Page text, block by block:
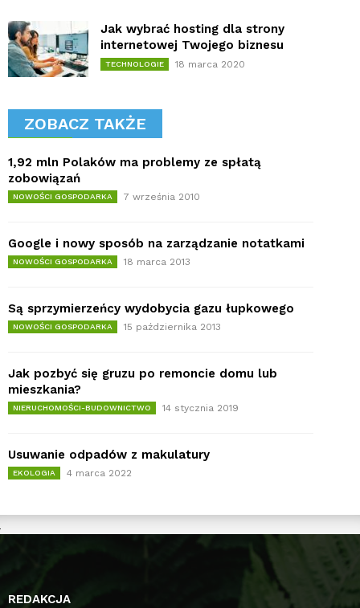
Jak wybrać hosting dla strony
internetowej Twojego biznesu
TECHNOLOGIE 18 marca 2020
ZOBACZ TAKŻE
1,92 mln Polaków ma problemy ze spłatą
zobowiązań
NOWOŚCI GOSPODARKA 7 września 2010
Google i nowy sposób na zarządzanie notatkami
NOWOŚCI GOSPODARKA 18 marca 2013
Są sprzymierzeńcy wydobycia gazu łupkowego
NOWOŚCI GOSPODARKA 15 października 2013
Jak pozbyć się gruzu po remoncie domu lub
mieszkania?
NIERUCHOMOŚCI-BUDOWNICTWO 14 stycznia 2019
Usuwanie odpadów z makulatury
EKOLOGIA 4 marca 2022
REDAKCJA